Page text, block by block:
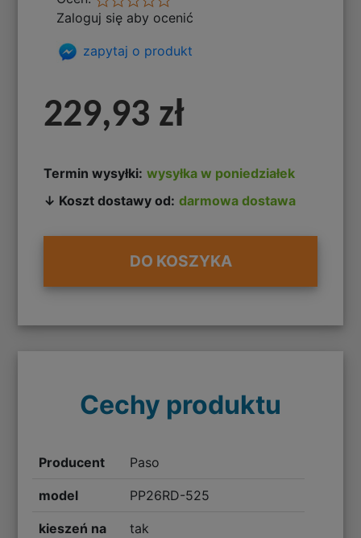
Zaloguj się aby ocenić
zapytaj o produkt
229,93 zł
Termin wysyłki: wysyłka w poniedziałek
↓ Koszt dostawy od: darmowa dostawa
DO KOSZYKA
Cechy produktu
Producent Paso
model PP26RD-525
kieszeń na
tak